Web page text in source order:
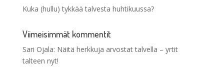
Kuka (hullu) tykkää talvesta huhtikuussa?
Viimeisimmät kommentit
Sari Ojala: Näitä herkkuja arvostat talvella – yrtit
talteen nyt!